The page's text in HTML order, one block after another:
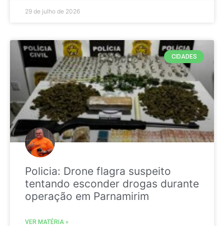
29 de julho de 2026
CIDADES
Policia: Drone flagra suspeito
tentando esconder drogas durante
operação em Parnamirim
VER MATÉRIA »